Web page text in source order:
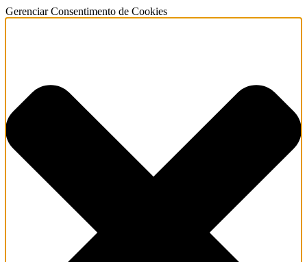
Gerenciar Consentimento de Cookies